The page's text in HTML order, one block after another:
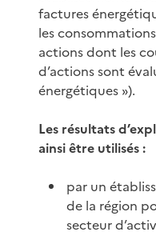
factures
les
actions dont les
d’actions sont
énergétiques »).
Les résultats
ainsi être utilisés :
par un
de la région
secteur